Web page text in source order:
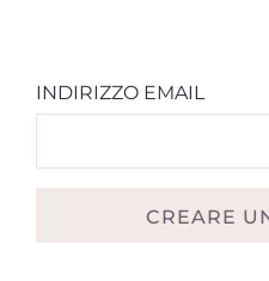
INDIRIZZO EMAIL
CREARE